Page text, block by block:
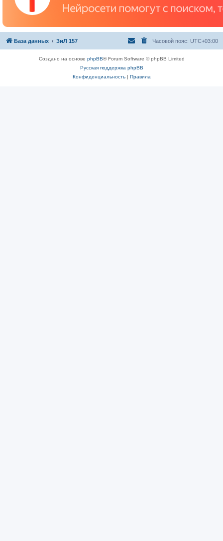
База данных ЗиЛ 157 Часовой пояс: UTC+03:00
Создано на основе phpBB® Forum Software © phpBB Limited
Русская поддержка phpBB
Конфиденциальность| Правила